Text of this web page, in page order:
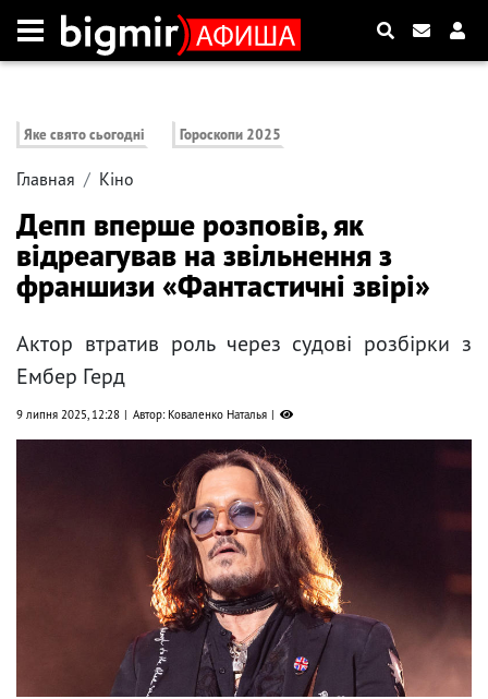
Яке свято сьогодні Гороскопи 2025
Главная Кіно
Депп вперше розповів, як
відреагував на звільнення з
франшизи «Фантастичні звірі»
Актор втратив роль через судові розбірки з
Ембер Герд
9 липня 2025, 12:28 Автор: Коваленко Наталья